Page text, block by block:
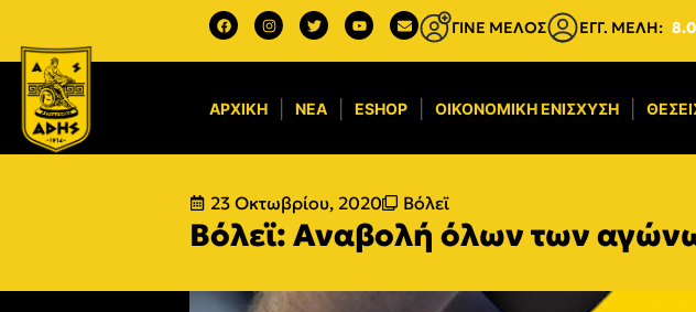
ΓΙΝΕ ΜΕΛΟΣ ΕΓΓ. ΜΕΛΗ:
ΑΡΧΙΚΉ ΝΈΑ ESHOP ΟΙΚΟΝΟΜΙΚΉ ΕΝΊΣΧΥΣΗ​
23 Οκτωβρίου, 2020 Βόλεϊ
Βόλεϊ: Αναβολή όλων των